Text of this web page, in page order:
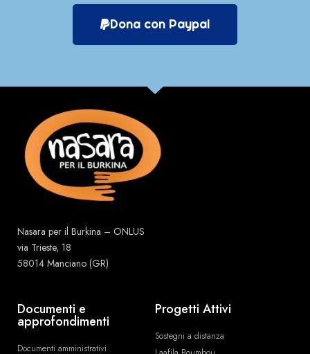
Dona con Paypal
Nasara per il Burkina – ONLUS
via Trieste, 18
58014 Manciano (GR)
Documenti e
approfondimenti
Documenti amministrativi
Progetti Attivi
Sostegni a distanza